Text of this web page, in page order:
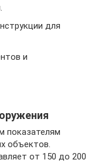
для
и
показателям
объектов.
от 150 до 200